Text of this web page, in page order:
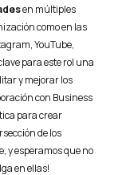
en múltiples
como en las
YouTube,
para este rol una
y mejorar los
con Business
para crear
de los
y esperamos que no
en ellas!